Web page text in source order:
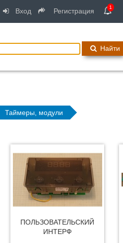
Вход Регистрация 1
Найти
Таймеры, модули
ПОЛЬЗОВАТЕЛЬСКИЙ
ИНТЕРФ